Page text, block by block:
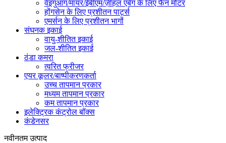
वेइगुआंग/मायर/ईबीएम/ज़ीहल एबेग के लिए फैन मोटर
होंगसेन के लिए प्रशीतन पार्ट्स
एमर्सन के लिए प्रशीतन भागों
संघनक इकाई
वायु-शीतित इकाई
जल-शीतित इकाई
ठंडा कमरा
त्वरित फ्रीजर
एयर कूलर/बाष्पीकरणकर्ता
उच्च तापमान प्रकार
मध्यम तापमान प्रकार
कम तापमान प्रकार
इलेक्ट्रिक कंट्रोल बॉक्स
कंडेनसर
नवीनतम उत्पाद